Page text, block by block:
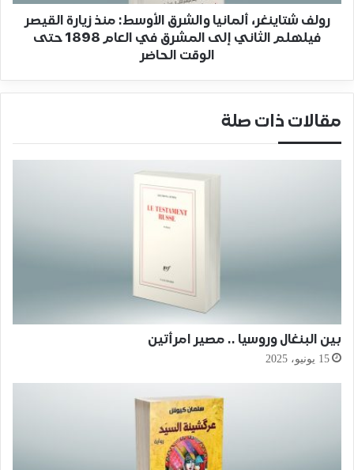
رولف شتاينغر، ألمانيا والشرق الأوسط: منذ زيارة القيصر
فيلهلم الثاني إلى المشرق في العام 1898 حتى
الوقت الحاضر
مقالات ذات صلة
بين البنغال وروسيا .. مصير امرأتين
15 يونيو، 2025